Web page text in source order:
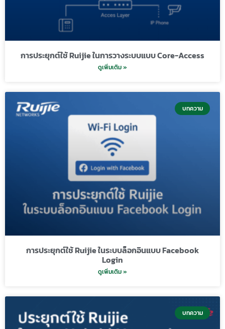
การประยุกต์ใช้ Ruijie ในการวางระบบแบบ Core-Access
ดูเพิ่มเติม »
บทความ
การประยุกต์ใช้ Ruijie ในระบบล็อกอินแบบ Facebook
Login
ดูเพิ่มเติม »
บทความ